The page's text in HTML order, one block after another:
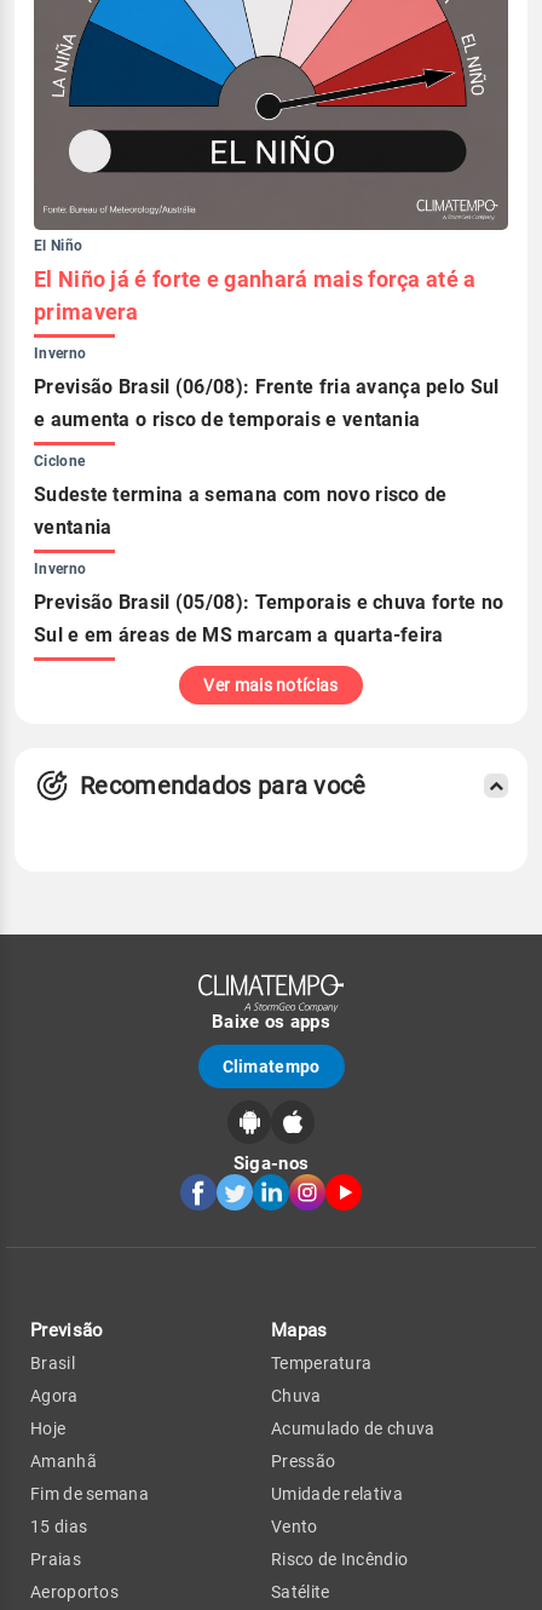
El Niño
El Niño já é forte e ganhará mais força até a
primavera
Inverno
Previsão Brasil (06/08): Frente fria avança pelo Sul
e aumenta o risco de temporais e ventania
Ciclone
Sudeste termina a semana com novo risco de
ventania
Inverno
Previsão Brasil (05/08): Temporais e chuva forte no
Sul e em áreas de MS marcam a quarta-feira
Ver mais notícias
Recomendados para você
Baixe os apps
Climatempo
Siga-nos
Previsão
Brasil
Agora
Hoje
Amanhã
Fim de semana
15 dias
Praias
Aeroportos
Mapas
Temperatura
Chuva
Acumulado de chuva
Pressão
Umidade relativa
Vento
Risco de Incêndio
Satélite